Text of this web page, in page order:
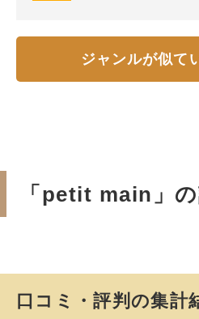
ジャンルが似て
「petit main」
口コミ・評判の集計